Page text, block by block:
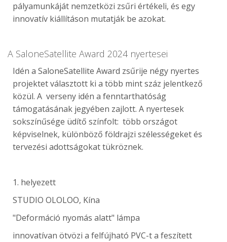
pályamunkáját nemzetközi zsűri értékeli, és egy
innovatív kiállításon mutatják be azokat.
A SaloneSatellite Award 2024 nyertesei
Idén a SaloneSatellite Award zsűrije négy nyertes
projektet választott ki a több mint száz jelentkező
közül. A verseny idén a fenntarthatóság
támogatásának jegyében zajlott. A nyertesek
sokszínűsége üdítő színfolt: több országot
képviselnek, különböző földrajzi szélességeket és
tervezési adottságokat tükröznek.
1. helyezett
STUDIO OLOLOO, Kína
"Deformáció nyomás alatt" lámpa
innovatívan ötvözi a felfújható PVC-t a feszített